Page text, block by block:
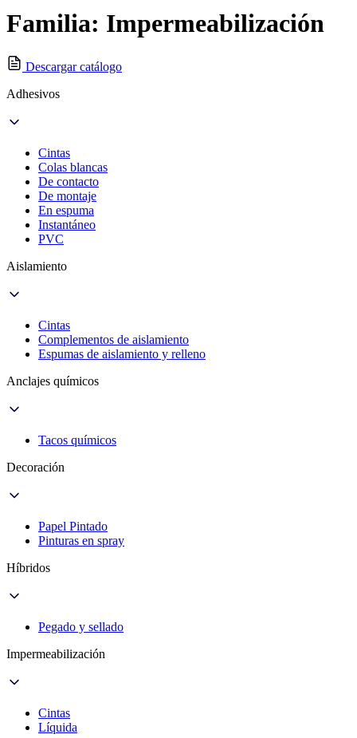
Familia: Impermeabilización
Descargar catálogo
Adhesivos
Cintas
Colas blancas
De contacto
De montaje
En espuma
Instantáneo
PVC
Aislamiento
Cintas
Complementos de aislamiento
Espumas de aislamiento y relleno
Anclajes químicos
Tacos químicos
Decoración
Papel Pintado
Pinturas en spray
Híbridos
Pegado y sellado
Impermeabilización
Cintas
Líquida